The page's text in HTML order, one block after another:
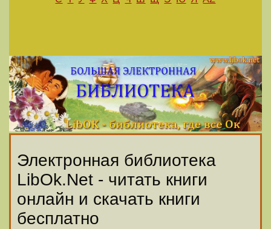
Электронная библиотека
LibOk.Net - читать книги
онлайн и скачать книги
бесплатно